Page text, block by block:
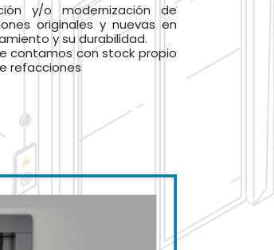
y/o modernización de
originales y nuevas en
y su durabilidad.
contamos con stock propio
refacciones